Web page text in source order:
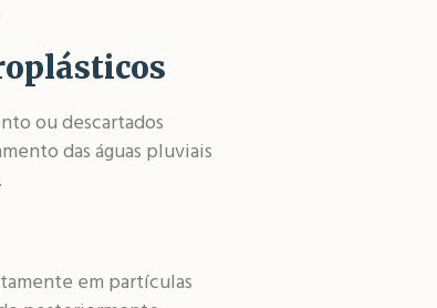
ou descartados
das águas pluviais
em partículas